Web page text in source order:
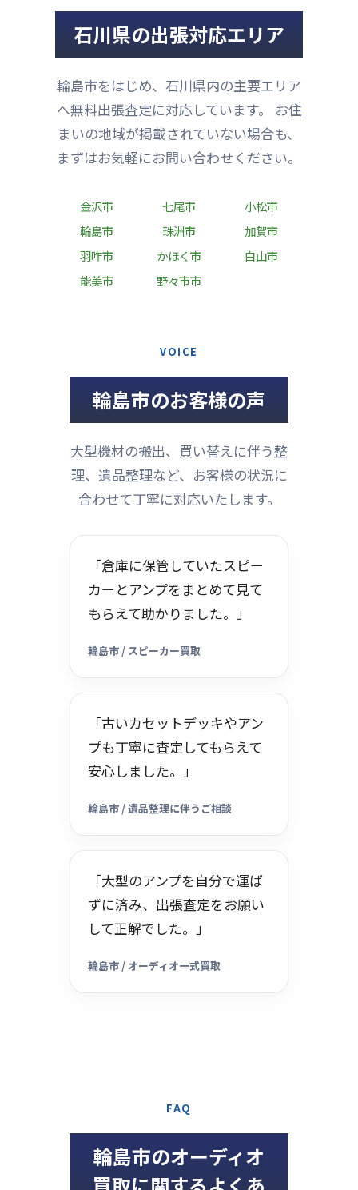
石川県の出張対応エリア
輪島市をはじめ、石川県内の主要エリア
へ無料出張査定に対応しています。 お住
まいの地域が掲載されていない場合も、
まずはお気軽にお問い合わせください。
金沢市 七尾市
小松市
輪島市
珠洲市
加賀市
羽咋市
かほく市
白山市
能美市
野々市市
VOICE
輪島市のお客様の声
大型機材の搬出、買い替えに伴う整
理、遺品整理など、お客様の状況に
合わせて丁寧に対応いたします。
「倉庫に保管していたスピー
カーとアンプをまとめて見て
もらえて助かりました。」
輪島市 / スピーカー買取
「古いカセットデッキやアン
プも丁寧に査定してもらえて
安心しました。」
輪島市 / 遺品整理に伴うご相談
「大型のアンプを自分で運ば
ずに済み、出張査定をお願い
して正解でした。」
輪島市 / オーディオ一式買取
FAQ
輪島市のオーディオ